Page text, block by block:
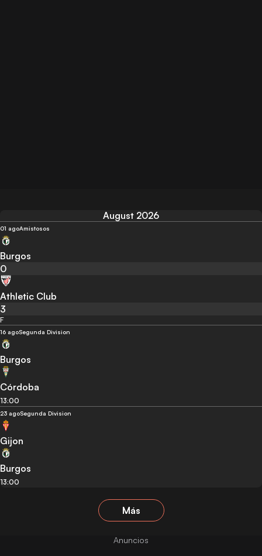
August 2026
01 agoAmistosos
Burgos
0
Athletic Club
3
F
16 agoSegunda Division
Burgos
Córdoba
13:00
23 agoSegunda Division
Gijon
Burgos
13:00
Más